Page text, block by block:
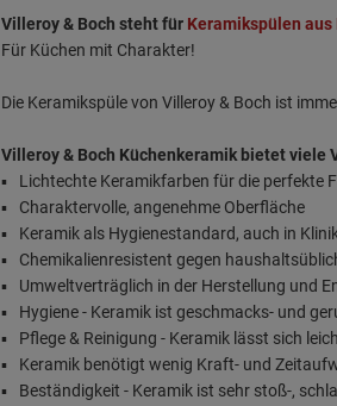
Villeroy & Boch steht für Keramikspülen aus
Für Küchen mit Charakter!
Die Keramikspüle von Villeroy & Boch ist
Villeroy & Boch Küchenkeramik bietet viele
Lichtechte Keramikfarben für die perfekte
Charaktervolle, angenehme Oberfläche
Keramik als Hygienestandard, auch in
Chemikalienresistent gegen
Umweltverträglich in der Herstellung und
Hygiene - Keramik ist geschmacks- und
Pflege & Reinigung - Keramik lässt sich
Keramik benötigt wenig Kraft- und
Beständigkeit - Keramik ist sehr stoß-,